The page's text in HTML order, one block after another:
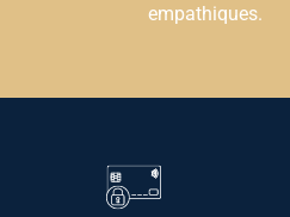
empathiques.